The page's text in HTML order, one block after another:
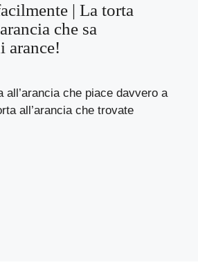
| La torta
che sa
arance!
all’arancia che piace davvero a
all’arancia che trovate